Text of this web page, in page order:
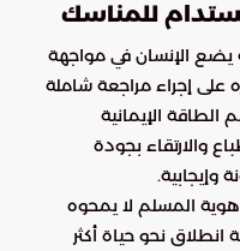
للمناسك
يضع الإنسان في مواجهة
إجراء مراجعة شاملة
الطاقة الإيمانية
والارتقاء بجودة
وإيجابية.
هوية المسلم لا يمحوه
نحو حياة أكثر